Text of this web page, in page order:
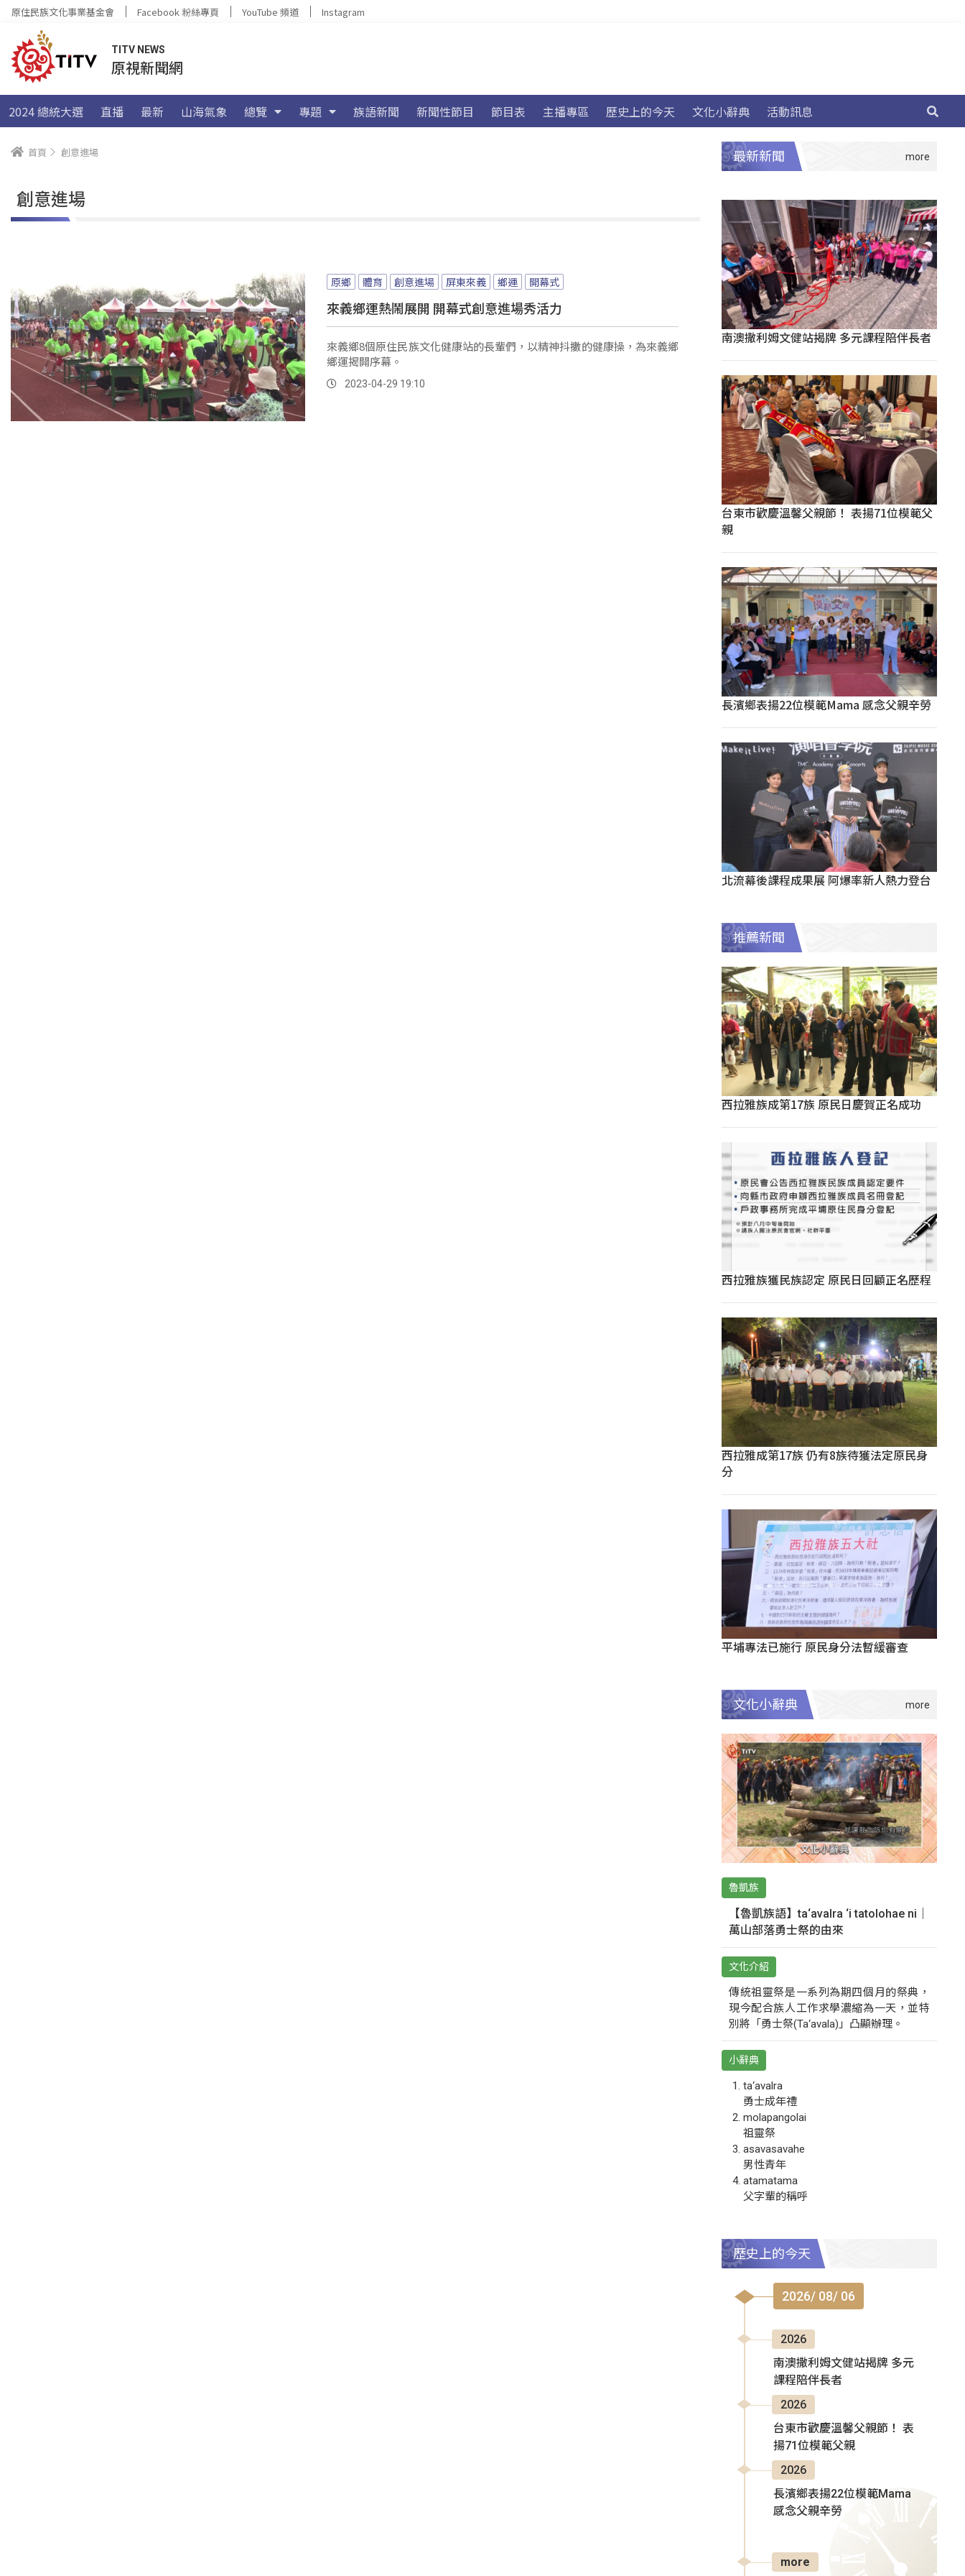
原住民族文化事業基金會 Facebook 粉絲專頁 YouTube 頻道 Instagram
TITV NEWS
原視新聞網
2024 總統大選 直播 最新 山海氣象 總覽 專題 族語新聞 新聞性節目 節目表 主播專區 歷史上的今天 文化小辭典 活動訊息
首頁 創意進場
創意進場
原鄉 體育 創意進場 屏東來義 鄉運 開幕式
來義鄉運熱鬧展開 開幕式創意進場秀活力
來義鄉8個原住民族文化健康站的長輩們，以精神抖擻的健康操，為來義鄉
鄉運揭開序幕。
2023-04-29 19:10
最新新聞
南澳撒利姆文健站揭牌 多元課程陪伴長者
台東市歡慶溫馨父親節！ 表揚71位模範父
親
長濱鄉表揚22位模範Mama 感念父親辛勞
北流幕後課程成果展 阿爆率新人熱力登台
推薦新聞
西拉雅族成第17族 原民日慶賀正名成功
西拉雅族獲民族認定 原民日回顧正名歷程
西拉雅成第17族 仍有8族待獲法定原民身
分
平埔專法已施行 原民身分法暫緩審查
文化小辭典
魯凱族
【魯凱族語】ta‘avalra ‘i tatolohae ni｜
萬山部落勇士祭的由來
文化介紹
傳統祖靈祭是一系列為期四個月的祭典，
現今配合族人工作求學濃縮為一天，並特
別將「勇士祭(Ta‘avala)」凸顯辦理。
小辭典
ta‘avalra
勇士成年禮
molapangolai
祖靈祭
asavasavahe
男性青年
atamatama
父字輩的稱呼
歷史上的今天
2026/ 08/ 06
2026
南澳撒利姆文健站揭牌 多元
課程陪伴長者
2026
台東市歡慶溫馨父親節！ 表
揚71位模範父親
2026
長濱鄉表揚22位模範Mama
感念父親辛勞
more